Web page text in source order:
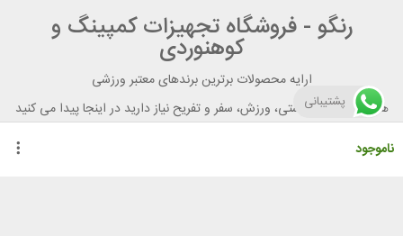
ناموجود
رنگو - فروشگاه تجهیزات کمپینگ و
کوهنوردی
ارایه محصولات برترین برندهای معتبر ورزشی
هر آنچه برای تندرستی، ورزش، سفر و تفریح نیاز دارید در اینجا پیدا می کنید
پشتیبانی